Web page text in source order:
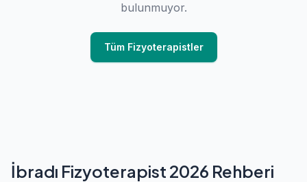
bulunmuyor.
Tüm Fizyoterapistler
İbradı Fizyoterapist 2026 Rehberi